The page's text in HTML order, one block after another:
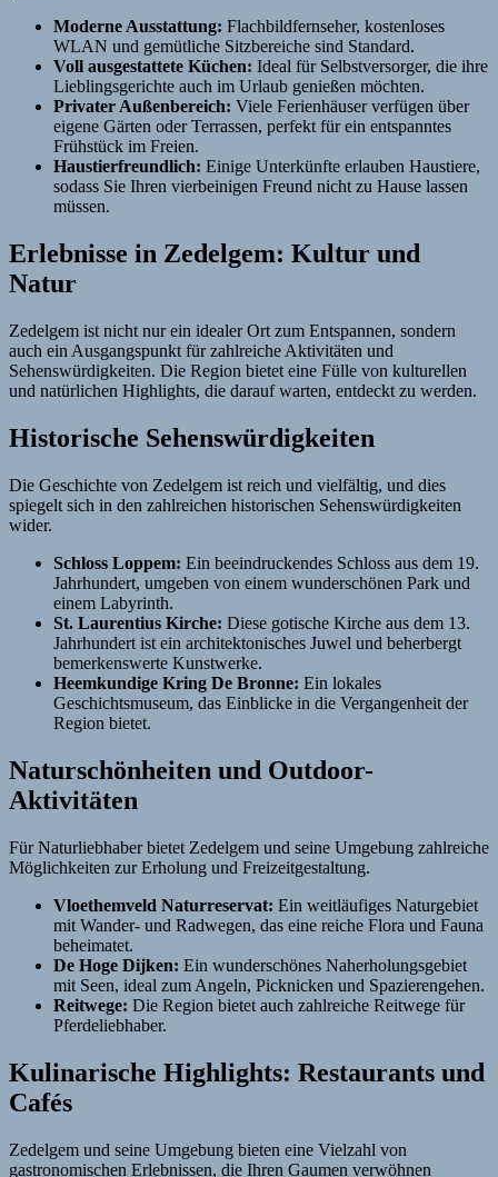
Moderne Ausstattung: Flachbildfernseher, kostenloses
WLAN und gemütliche Sitzbereiche sind Standard.
Voll ausgestattete Küchen: Ideal für Selbstversorger, die ihre
Lieblingsgerichte auch im Urlaub genießen möchten.
Privater Außenbereich: Viele Ferienhäuser verfügen über
eigene Gärten oder Terrassen, perfekt für ein entspanntes
Frühstück im Freien.
Haustierfreundlich: Einige Unterkünfte erlauben Haustiere,
sodass Sie Ihren vierbeinigen Freund nicht zu Hause lassen
müssen.
Erlebnisse in Zedelgem: Kultur und
Natur
Zedelgem ist nicht nur ein idealer Ort zum Entspannen, sondern
auch ein Ausgangspunkt für zahlreiche Aktivitäten und
Sehenswürdigkeiten. Die Region bietet eine Fülle von kulturellen
und natürlichen Highlights, die darauf warten, entdeckt zu werden.
Historische Sehenswürdigkeiten
Die Geschichte von Zedelgem ist reich und vielfältig, und dies
spiegelt sich in den zahlreichen historischen Sehenswürdigkeiten
wider.
Schloss Loppem: Ein beeindruckendes Schloss aus dem 19.
Jahrhundert, umgeben von einem wunderschönen Park und
einem Labyrinth.
St. Laurentius Kirche: Diese gotische Kirche aus dem 13.
Jahrhundert ist ein architektonisches Juwel und beherbergt
bemerkenswerte Kunstwerke.
Heemkundige Kring De Bronne: Ein lokales
Geschichtsmuseum, das Einblicke in die Vergangenheit der
Region bietet.
Naturschönheiten und Outdoor-
Aktivitäten
Für Naturliebhaber bietet Zedelgem und seine Umgebung zahlreiche
Möglichkeiten zur Erholung und Freizeitgestaltung.
Vloethemveld Naturreservat: Ein weitläufiges Naturgebiet
mit Wander- und Radwegen, das eine reiche Flora und Fauna
beheimatet.
De Hoge Dijken: Ein wunderschönes Naherholungsgebiet
mit Seen, ideal zum Angeln, Picknicken und Spazierengehen.
Reitwege: Die Region bietet auch zahlreiche Reitwege für
Pferdeliebhaber.
Kulinarische Highlights: Restaurants und
Cafés
Zedelgem und seine Umgebung bieten eine Vielzahl von
gastronomischen Erlebnissen, die Ihren Gaumen verwöhnen